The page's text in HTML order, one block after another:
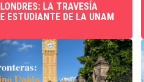
LA TRAVESÍA
ESTUDIANTE DE LA UNAM